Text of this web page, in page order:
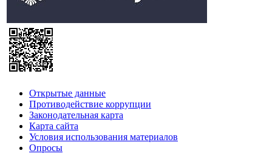
Открытые данные
Противодействие коррупции
Законодательная карта
Карта сайта
Условия использования материалов
Опросы